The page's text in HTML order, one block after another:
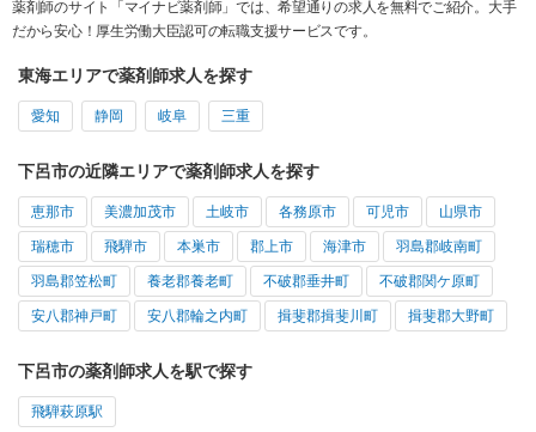
薬剤師のサイト「マイナビ薬剤師」では、希望通りの求人を無料でご紹介。大手
だから安心！厚生労働大臣認可の転職支援サービスです。
東海エリアで薬剤師求人を探す
愛知 静岡 岐阜 三重
下呂市の近隣エリアで薬剤師求人を探す
恵那市 美濃加茂市 土岐市 各務原市 可児市 山県市
瑞穂市 飛騨市 本巣市 郡上市 海津市 羽島郡岐南町
羽島郡笠松町 養老郡養老町 不破郡垂井町 不破郡関ケ原町
安八郡神戸町 安八郡輪之内町 揖斐郡揖斐川町 揖斐郡大野町
下呂市の薬剤師求人を駅で探す
飛騨萩原駅